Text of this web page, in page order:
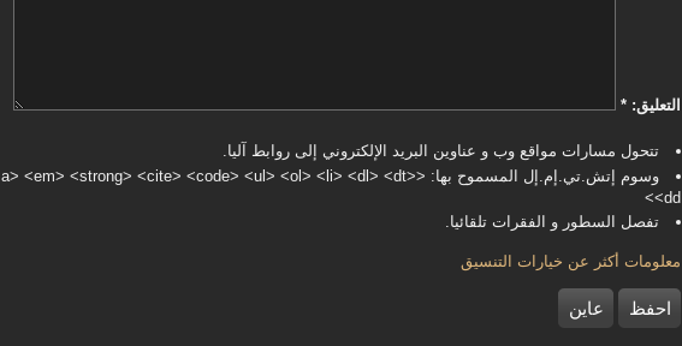
‏التعليق: ‏ *
تتحول مسارات مواقع وب و عناوين البريد الإلكتروني إلى روابط آليا.
وسوم إتش.تي.إم.إل المسموح بها: <a> <em> <strong> <cite> <code> <ul> <ol> <li> <dl> <dt>
<dd>
تفصل السطور و الفقرات تلقائيا.
معلومات أكثر عن خيارات التنسيق